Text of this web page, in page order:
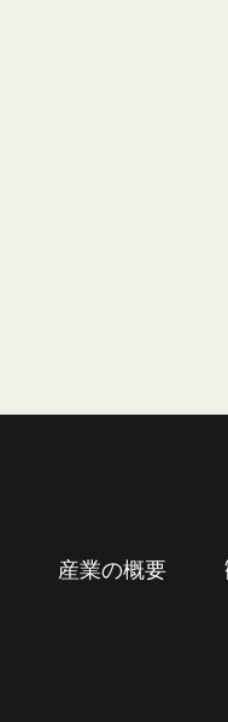
産業の概要